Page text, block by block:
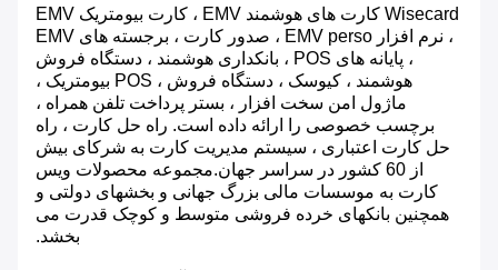
Wisecard کارت های هوشمند EMV ، کارت بیومتریک EMV
، نرم افزار EMV perso ، صدور کارت ، برجسته های EMV
، پایانه های POS ، بانکداری هوشمند ، دستگاه فروش
هوشمند ، کیوسک ، دستگاه فروش ، POS بیومتریک ،
ماژول امن سخت افزار ، بستر پرداخت تلفن همراه ،
برچسب خصوصی را ارائه داده است. راه حل کارت ، راه
حل کارت اعتباری ، سیستم مدیریت کارت به شرکای بیش
از 60 کشور در سراسر جهان.مجموعه محصولات ویس
کارت به موسسات مالی بزرگ جهانی و بخشهای دولتی و
همچنین بانکهای خرده فروشی متوسط ​​و کوچک قدرت می
بخشد.